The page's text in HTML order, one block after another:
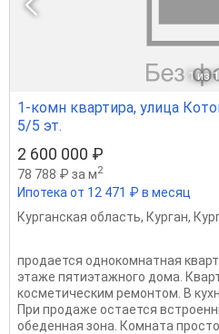
1 из 1
1-комн квартира, улица
5/5 эт.
2 600 000 ₽
78 788 ₽ за м2
Ипотека от 12 471 ₽ в месяц
Курганская область, Курган,
продается однокомнатная
этаже пятиэтажного дома.
косметическим ремонтом. В
При продаже остается
обеденная зона. Комната